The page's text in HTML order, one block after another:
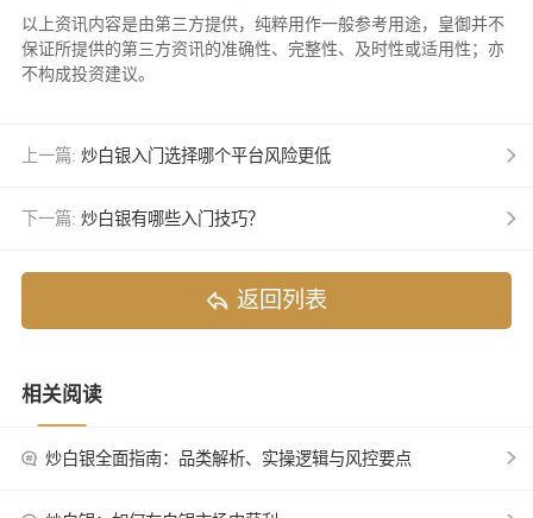
以上资讯内容是由第三方提供，纯粹用作一般参考用途，皇御并不
保证所提供的第三方资讯的准确性、完整性、及时性或适用性；亦
不构成投资建议。
上一篇: 炒白银入门选择哪个平台风险更低
下一篇: 炒白银有哪些入门技巧？
返回列表
相关阅读
炒白银全面指南：品类解析、实操逻辑与风控要点